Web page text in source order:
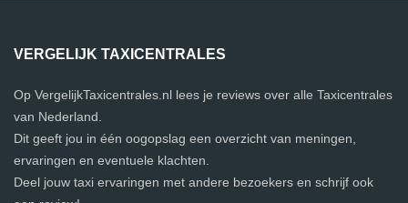
VERGELIJK TAXICENTRALES
Op VergelijkTaxicentrales.nl lees je reviews over alle Taxicentrales
van Nederland.
Dit geeft jou in één oogopslag een overzicht van meningen,
ervaringen en eventuele klachten.
Deel jouw taxi ervaringen met andere bezoekers en schrijf ook